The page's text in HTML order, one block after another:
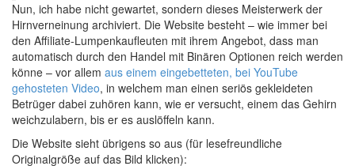
Nun, ich habe nicht gewartet, sondern dieses Meisterwerk der
Hirnverneinung archiviert. Die Website besteht – wie immer bei
den Affiliate-Lumpenkaufleuten mit ihrem Angebot, dass man
automatisch durch den Handel mit Binären Optionen reich werden
könne – vor allem aus einem eingebetteten, bei YouTube
gehosteten Video, in welchem man einen seriös gekleideten
Betrüger dabei zuhören kann, wie er versucht, einem das Gehirn
weichzulabern, bis er es auslöffeln kann.
Die Website sieht übrigens so aus (für lesefreundliche
Originalgröße auf das Bild klicken):